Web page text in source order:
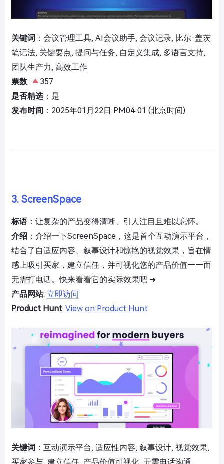
关键词 ：会议管理工具, AI会议助手, 会议记录, 比尔·盖茨
笔记法, 关键要点, 提问与任务, 自定义集成, 多语言支持,
团队生产力, 高效工作
票数:
357
是否精选：是
发布时间 ：2025年01月22日 PM04:01 (北京时间)
3. ScreenSpace
标语：让复杂的产品变得清晰、引人注目且难以忘怀。
介绍 ：介绍一下ScreenSpace，这是首个互动演示平台，
结合了自适应内容、叙事设计和惊艳的视觉效果，旨在情
感上吸引买家，建立信任，并可视化您的产品价值——而
无需打电话。快来看看它的实际效果吧 ➜
产品网站: 立即访问
Product Hunt: View on Product Hunt
关键词 ：互动演示平台, 适应性内容, 叙事设计, 视觉效果,